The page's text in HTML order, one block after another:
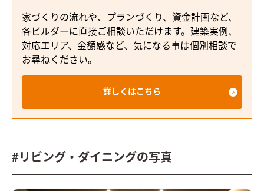
家づくりの流れや、プランづくり、資金計画など、
各ビルダーに直接ご相談いただけます。建築実例、
対応エリア、金額感など、気になる事は個別相談で
お尋ねください。
詳しくはこちら
#リビング・ダイニングの写真